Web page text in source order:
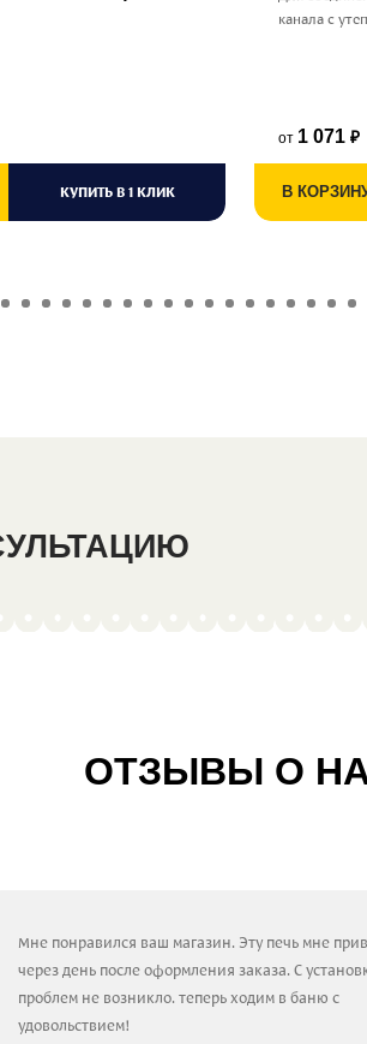
КУПИТЬ В 1 КЛИК
канала с
от 1 071 ₽
В
ОТЗЫВЫ О
Мне понравился ваш магазин. Эту печь мне
через день после оформления заказа. С
проблем не возникло. теперь ходим в баню с
удовольствием!